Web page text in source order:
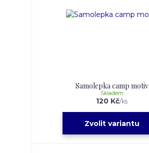
Samolepka camp motiv
120 Kč/ks
Skladem
Zvolit variantu